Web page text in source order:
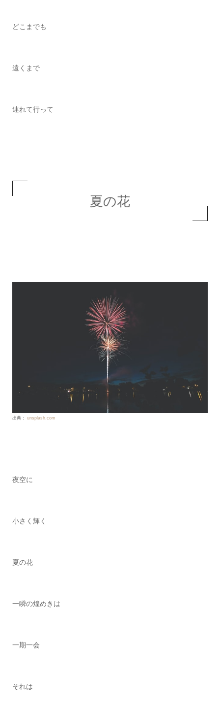
どこまでも
遠くまで
連れて行って
夏の花
出典： unsplash.com
夜空に
小さく輝く
夏の花
一瞬の煌めきは
一期一会
それは